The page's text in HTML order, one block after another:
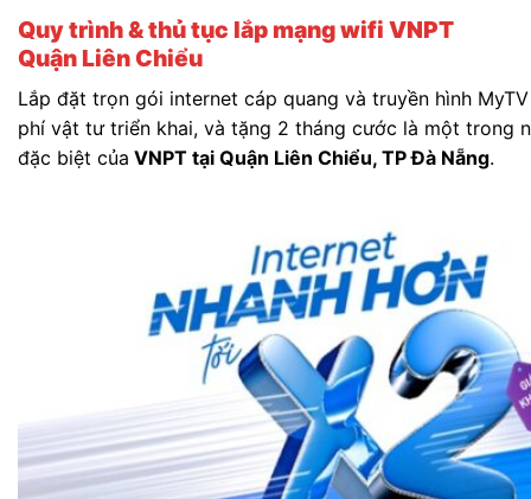
Quy trình & thủ tục lắp mạng wifi VNPT
Quận Liên Chiểu
Lắp đặt trọn gói internet cáp quang và truyền hình
phí vật tư triển khai, và tặng 2 tháng cước là một trong
đặc biệt của VNPT tại Quận Liên Chiểu, TP Đà Nẵng.